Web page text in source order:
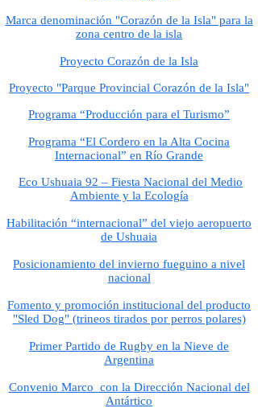
Marca denominación "Corazón de la Isla" para la
zona centro de la isla
Proyecto Corazón de la Isla
Proyecto "Parque Provincial Corazón de la Isla"
Programa “Producción para el Turismo”
Programa “El Cordero en la Alta Cocina
Internacional” en Río Grande
Eco Ushuaia 92 – Fiesta Nacional del Medio
Ambiente y la Ecología
Habilitación “internacional” del viejo aeropuerto
de Ushuaia
Posicionamiento del invierno fueguino a nivel
nacional
Fomento y promoción institucional del producto
"Sled Dog" (trineos tirados por perros polares)
Primer Partido de Rugby en la Nieve de
Argentina
Convenio Marco con la Dirección Nacional del
Antártico